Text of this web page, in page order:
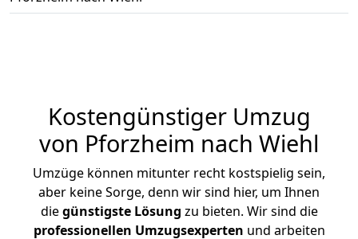
Kostengünstiger Umzug
von Pforzheim nach Wiehl
Umzüge können mitunter recht kostspielig sein,
aber keine Sorge, denn wir sind hier, um Ihnen
diegünstigste Lösung zu bieten. Wir sind die
professionellen Umzugsexperten und arbeiten